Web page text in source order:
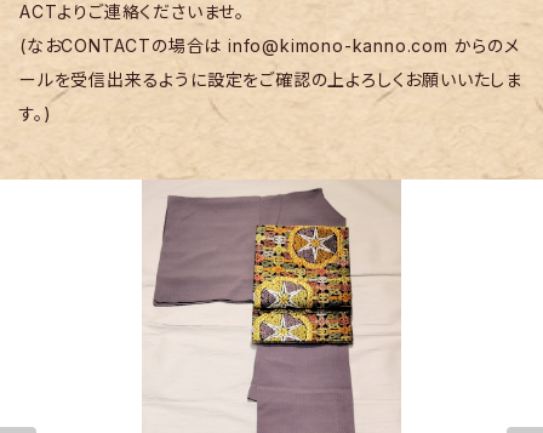
ACTよりご連絡くださいませ。
(なおCONTACTの場合はinfo@kimono-kanno.com からのメ
ールを受信出来るように設定をご確認の上よろしくお願いいたしま
す。)